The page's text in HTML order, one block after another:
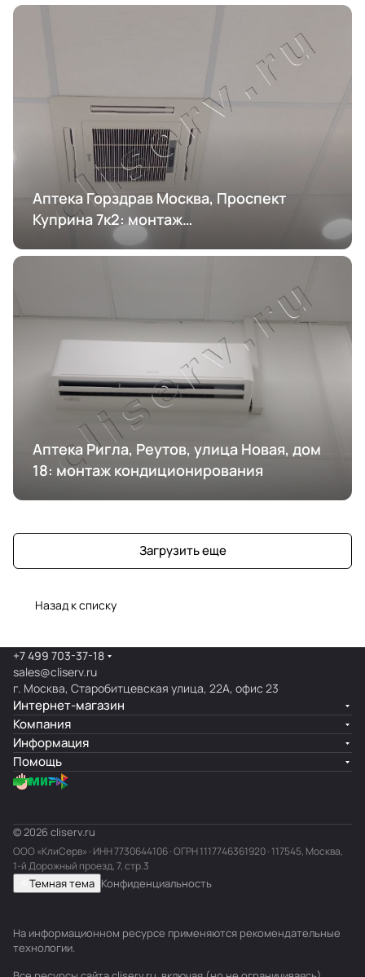
Аптека Горздрав Москва, Проспект
Куприна 7к2: монтаж
кондиционирования
Аптека Ригла, Реутов, улица Новая, дом
18: монтаж кондиционирования
Загрузить еще
Назад к списку
+7 499 703-37-18
sales@cliserv.ru
г. Москва, Старобитцевская улица, 22А, офис 23
Интернет-магазин
Компания
Информация
Помощь
© 2026 cliserv.ru
ООО «КлиСерв» · ИНН7730644106· ОГРН 1117746361920 · 117545, Москва,
1-й Дорожный проезд, 7, стр.3
Темная тема Конфиденциальность
На информационном ресурсе применяются рекомендательные
технологии.